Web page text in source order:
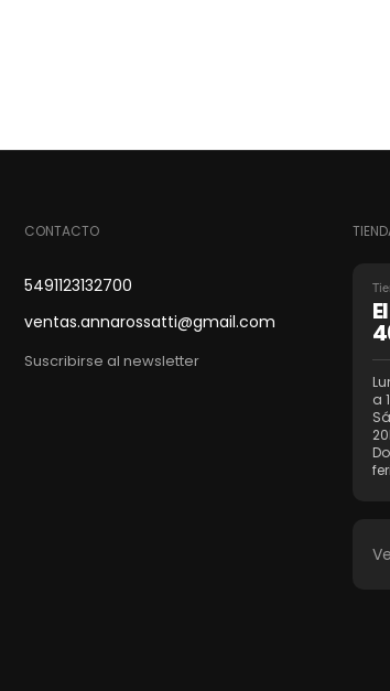
CONTACTO
5491123132700
ventas.annarossatti@gmail.com
Suscribirse al newsletter
a